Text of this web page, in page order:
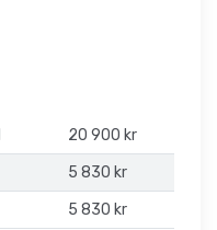
20 900 kr
5 830 kr
5 830 kr